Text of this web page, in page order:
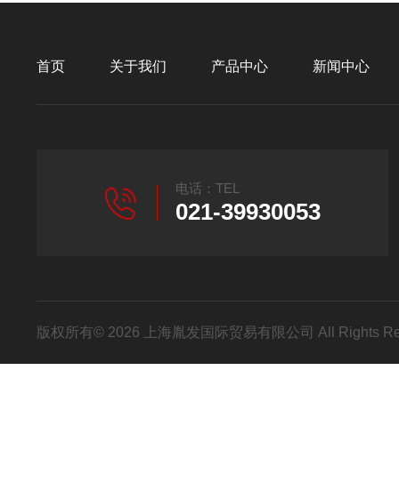
首页 关于我们 产品中心 新闻中心
电话：TEL
021-39930053
版权所有© 2026 上海胤发国际贸易有限公司 All Rights